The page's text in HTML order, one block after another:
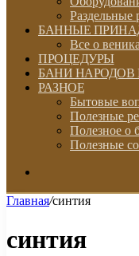
Раздельные
БАННЫЕ
Все о
ПРОЦЕДУРЫ
БАНИ НАРОДОВ
РАЗНОЕ
Бытовые
Полезные
Полезное о
Полезные
Главная/синтия
синтия